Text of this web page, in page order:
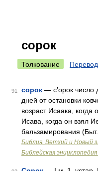
сорок
Толкование Перевод
91 сорок — с’орок число
дней от остановки
возраст Исаака,
Исава, когда он взял
бальзамирования
Библия. Ветхий и Новый
Библейская